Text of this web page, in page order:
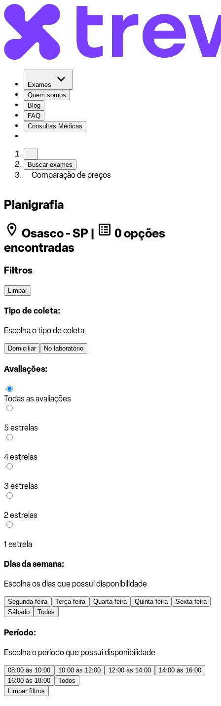
Exames
Quem somos
Blog
FAQ
Consultas Médicas
Buscar exames
Comparação de preços
Planigrafia
Osasco - SP |
0 opções
encontradas
Filtros
Limpar
Tipo de coleta:
Escolha o tipo de coleta
Domiciliar No laboratório
Avaliações:
Todas as avaliações
5 estrelas
4 estrelas
3 estrelas
2 estrelas
1 estrela
Dias da semana:
Escolha os dias que possui disponibilidade
Segunda-feira Terça-feira Quarta-feira Quinta-feira
Sexta-feira
Sábado
Todos
Período:
Escolha o período que possui disponibilidade
08:00 às 10:00 10:00 às 12:00 12:00 às 14:00
14:00 às 16:00
16:00 às 18:00
Todos
Limpar filtros